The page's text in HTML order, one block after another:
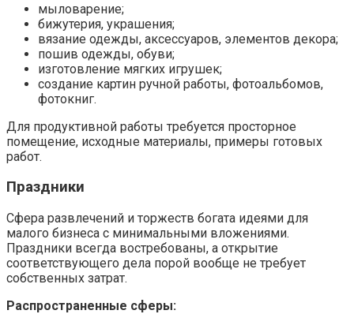
мыловарение;
бижутерия, украшения;
вязание одежды, аксессуаров, элементов декора;
пошив одежды, обуви;
изготовление мягких игрушек;
создание картин ручной работы, фотоальбомов,
фотокниг.
Для продуктивной работы требуется просторное
помещение, исходные материалы, примеры готовых
работ.
Праздники
Сфера развлечений и торжеств богата идеями для
малого бизнеса с минимальными вложениями.
Праздники всегда востребованы, а открытие
соответствующего дела порой вообще не требует
собственных затрат.
Распространенные сферы: